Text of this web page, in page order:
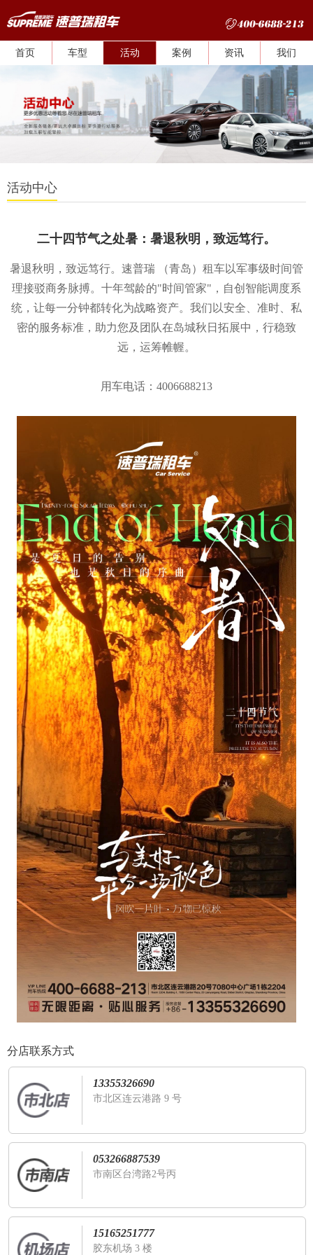
首页 车型 活动 案例 资讯 我们
活动中心
二十四节气之处暑：暑退秋明，致远笃行。
暑退秋明，致远笃行。速普瑞 （青岛）租车以军事级时间管
理接驳商务脉搏。十年驾龄的"时间管家"，自创智能调度系
统，让每一分钟都转化为战略资产。我们以安全、准时、私
密的服务标准，助力您及团队在岛城秋日拓展中，行稳致
远，运筹帷幄。
用车电话：4006688213
分店联系方式
13355326690
市北区连云港路 9 号
053266887539
市南区台湾路2号丙
15165251777
胶东机场 3 楼